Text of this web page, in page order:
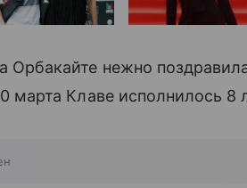
Орбакайте нежно
марта Клаве исполнилось 8